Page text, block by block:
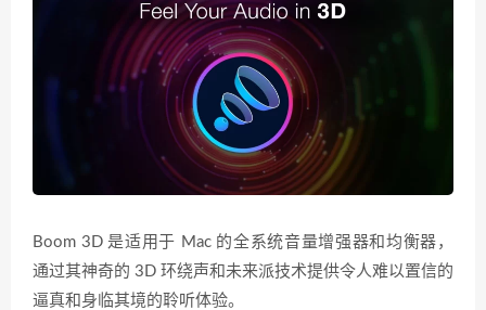
Boom 3D 是适用于 Mac 的全系统音量增强器和均衡器，
通过其神奇的 3D 环绕声和未来派技术提供令人难以置信的
逼真和身临其境的聆听体验。